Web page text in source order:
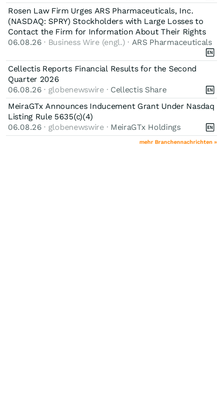
Rosen Law Firm Urges ARS Pharmaceuticals, Inc.
(NASDAQ: SPRY) Stockholders with Large Losses to
Contact the Firm for Information About Their Rights
06.08.26 · Business Wire (engl.) · ARS Pharmaceuticals
Cellectis Reports Financial Results for the Second
Quarter 2026
06.08.26 · globenewswire · Cellectis Share
MeiraGTx Announces Inducement Grant Under Nasdaq
Listing Rule 5635(c)(4)
06.08.26 · globenewswire · MeiraGTx Holdings
mehr Branchennachrichten »